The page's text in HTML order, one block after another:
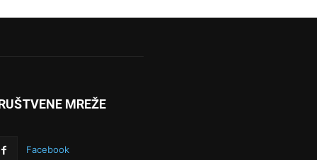
MREŽE
Facebook